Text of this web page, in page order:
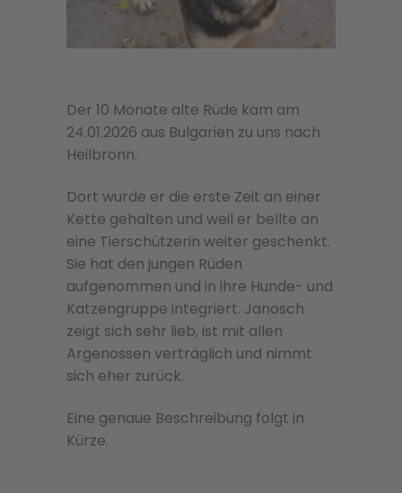
Der 10 Monate alte Rüde kam am
24.01.2026 aus Bulgarien zu uns nach
Heilbronn.
Dort wurde er die erste Zeit an einer
Kette gehalten und weil er bellte an
eine Tierschützerin weiter geschenkt.
Sie hat den jungen Rüden
aufgenommen und in ihre Hunde- und
Katzengruppe integriert. Janosch
zeigt sich sehr lieb, ist mit allen
Argenossen verträglich und nimmt
sich eher zurück.
Eine genaue Beschreibung folgt in
Kürze.